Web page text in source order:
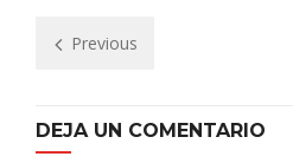
Previous
DEJA UN COMENTARIO